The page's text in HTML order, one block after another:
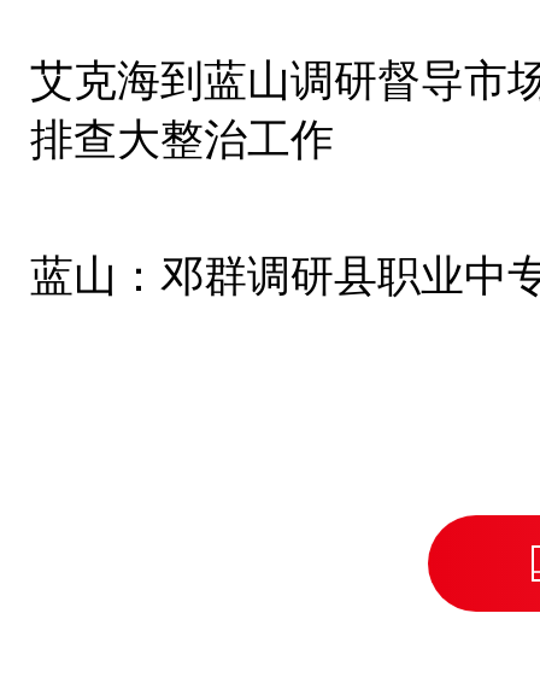
艾克海到蓝山调研督导市
排查大整治工作
蓝山：邓群调研县职业中